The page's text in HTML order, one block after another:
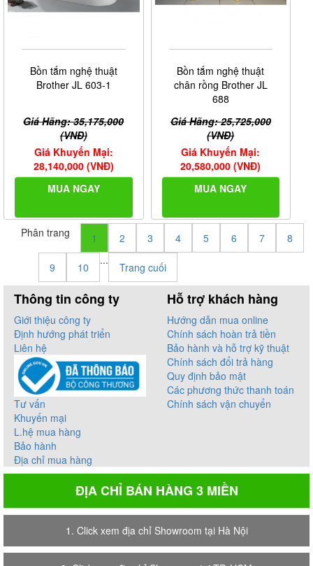
Bồn tắm nghệ thuật
Brother JL 603-1
Giá Hãng: 35,175,000
(VNĐ)
Giá Khuyến Mại:
28,140,000 (VNĐ)
MUA NGAY
Bồn tắm nghệ thuật
chân rồng Brother JL
688
Giá Hãng: 25,725,000
(VNĐ)
Giá Khuyến Mại:
20,580,000 (VNĐ)
MUA NGAY
Phân trang 1 2 3 4 5 6 7 8
9 10
...
Trang cuối
Thông tin công ty
Giới thiệu công ty
Định hướng phát triển
Liên hệ
Tư vấn
Khuyến mại
L.hệ mua hàng
Bảo hành
Địa chỉ mua hàng
Hỗ trợ khách hàng
Hướng dẫn mua online
Chính sách hoàn trả tiền
Bảo hành và hỗ trợ kỹ thuật
Chính sách đổi trả hàng
Quy định bảo mật
Các phương thức thanh toán
Chính sách vận chuyển
ĐỊA CHỈ BÁN HÀNG 3 MIỀN
1. Click xem địa chỉ Showroom tại Hà Nội